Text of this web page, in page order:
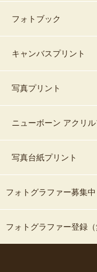
フォトブック
キャンバスプリント
写真プリント
ニューボーン アクリ
写真台紙プリント
フォトグラファー募集中
フォトグラファー登録（